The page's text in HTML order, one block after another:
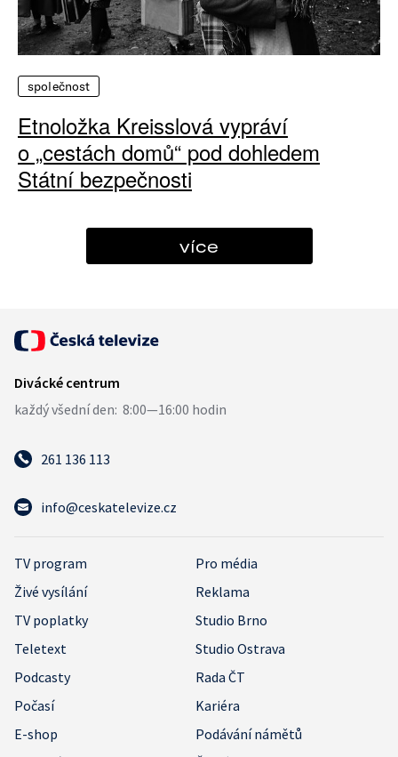
společnost
Etnoložka Kreisslová vypráví
o „cestách domů“ pod dohledem
Státní bezpečnosti
více
261 136 113
info@ceskatelevize.cz
TV program
Pro média
Živé vysílání
Reklama
TV poplatky
Studio Brno
Teletext
Studio Ostrava
Podcasty
Rada ČT
Počasí
Kariéra
E-shop
Podávání námětů